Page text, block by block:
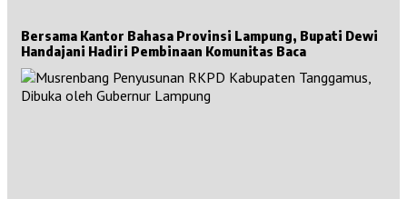
Bersama Kantor Bahasa Provinsi Lampung, Bupati Dewi
Handajani Hadiri Pembinaan Komunitas Baca